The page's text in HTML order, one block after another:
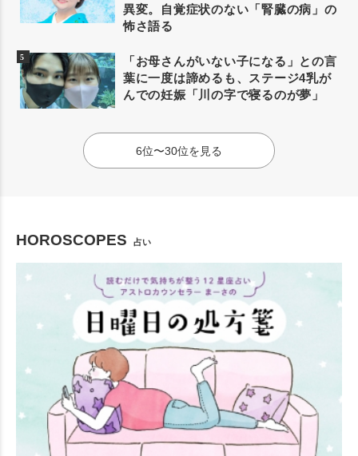
異変。自覚症状のない「腎臓の病」の
怖さ語る
「お母さんがいない子になる」との言
葉に一度は諦めるも、ステージ4乳が
んでの妊娠「川の字で寝るのが夢」
6位〜30位を見る
HOROSCOPES 占い